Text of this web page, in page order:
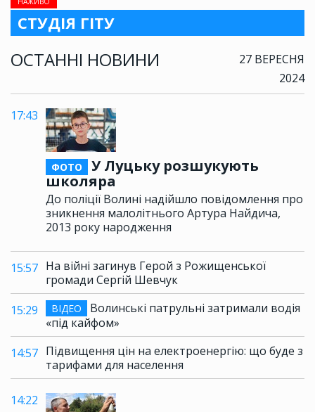
СТУДІЯ ГІТУ
ОСТАННІ НОВИНИ
27 ВЕРЕСНЯ
2024
17:43
ФОТО
У Луцьку розшукують
школяра
До поліції Волині надійшло повідомлення про
зникнення малолітнього Артура Найдича,
2013 року народження
15:57 На війні загинув Герой з Рожищенської
громади Сергій Шевчук
15:29
ВІДЕО
Волинські патрульні затримали водія
«під кайфом»
14:57 Підвищення цін на електроенергію: що буде з
тарифами для населення
14:22